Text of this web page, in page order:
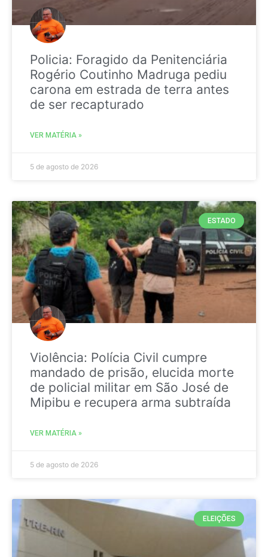
Policia: Foragido da Penitenciária
Rogério Coutinho Madruga pediu
carona em estrada de terra antes
de ser recapturado
VER MATÉRIA »
5 de agosto de 2026
ESTADO
Violência: Polícia Civil cumpre
mandado de prisão, elucida morte
de policial militar em São José de
Mipibu e recupera arma subtraída
VER MATÉRIA »
5 de agosto de 2026
ELEIÇÕES